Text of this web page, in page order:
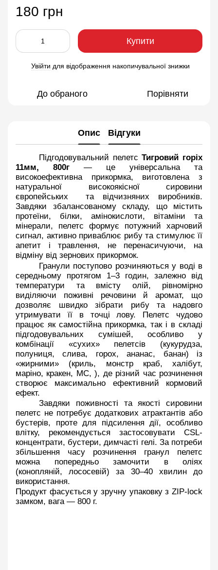
180 грн
Купити
Увійти для відображення накопичувальної знижки
До обраного Порівняти
Опис Відгуки
Підгодовувальний пелетс Тигровий горіх
11мм, 800г — це універсальна та
високоефективна прикормка, виготовлена з
натуральної високоякісної сировини
європейських  та відчизняних виробників.
Завдяки збалансованому складу, що містить
протеїни, білки, амінокислоти, вітаміни та
мінерали, пелетс формує потужний харчовий
сигнал, активно приваблює рибу та стимулює її
апетит і травлення, не перенасичуючи, на
відміну від зернових прикормок.
Гранули поступово розчиняються у воді в
середньому протягом 1–3 годин, залежно від
температури та вмісту олій, рівномірно
виділяючи поживні речовини й аромат, що
дозволяє швидко зібрати рибу та надовго
утримувати її в точці лову. Пелетс чудово
працює як самостійна прикормка, так і в складі
підгодовувальних сумішей, особливо у
комбінації «сухих» пелетсів (кукурудза,
полуниця, слива, горох, ананас, банан) із
«жирними» (криль, монстр краб, халібут,
маріно, кракен, МС, ), де різний час розчинення
створює максимально ефективний кормовий
ефект.
Завдяки поживності та якості сировини
пелетс не потребує додаткових атрактантів або
бустерів, проте для підсилення дії, особливо
влітку, рекомендується застосовувати CSL-
концентрати, бустери, димчасті гелі. За потреби
збільшення часу розчинення гранул пелетс
можна попередньо замочити в оліях
(конопляній, лососевій) за 30–40 хвилин до
використання.
Продукт фасується у зручну упаковку з ZIP-lock
замком, вага — 800 г.